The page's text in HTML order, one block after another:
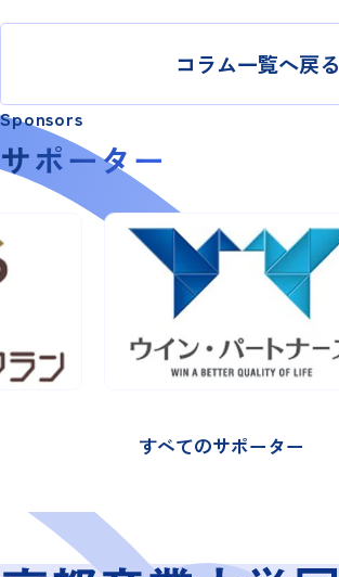
コラム一覧へ戻る
Sponsors
サポーター
すべてのサポーター